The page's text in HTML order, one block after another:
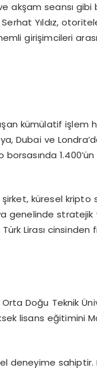
akşam seansı
Yıldız,
girişimcileri
kümülatif işlem
Dubai ve
küresel kripto
genelinde stratejik
Lirası
Orta Doğu Teknik
lisans eğitimini
deneyime